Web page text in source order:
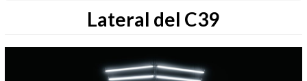
Lateral del C39